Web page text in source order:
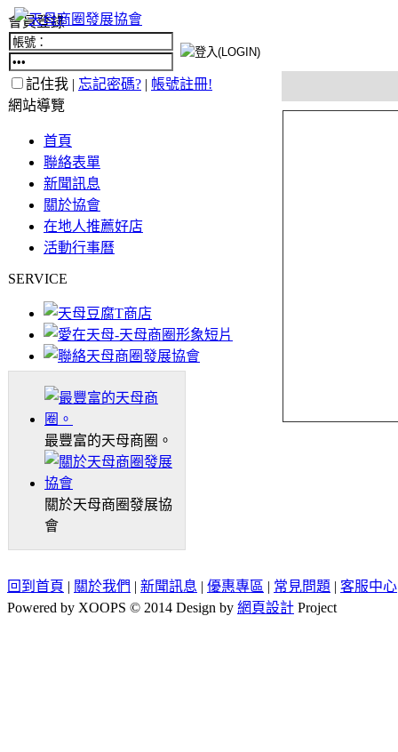
會員登錄
記住我 | 忘記密碼? | 帳號註冊!
網站導覽
首頁
聯絡表單
新聞訊息
關於協會
在地人推薦好店
活動行事曆
SERVICE
最豐富的天母商圈。
關於天母商圈發展協
會
回到首頁 | 關於我們 | 新聞訊息 | 優惠專區 | 常見問題 | 客服中心
Powered by XOOPS © 2014 Design by 網頁設計 Project